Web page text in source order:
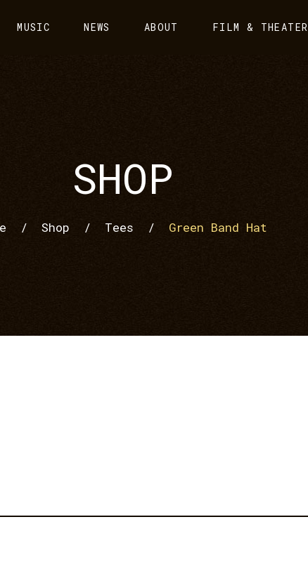
MUSIC NEWS ABOUT FILM & THEATER
SHOP
/ Shop / Tees / Green Band Hat